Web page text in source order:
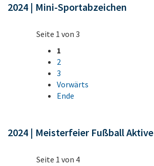
2024 | Mini-Sportabzeichen
Seite 1 von 3
1
2
3
Vorwärts
Ende
2024 | Meisterfeier Fußball Aktive
Seite 1 von 4